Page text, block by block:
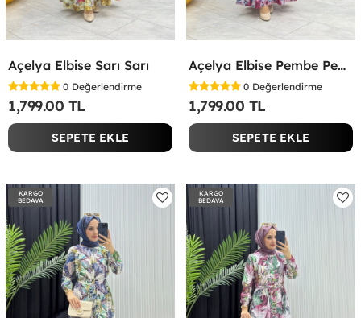
Açelya Elbise Sarı Sarı
0 Değerlendirme
1,799.00 TL
SEPETE EKLE
Açelya Elbise Pembe Pembe
0 Değerlendirme
1,799.00 TL
SEPETE EKLE
KARGO
BEDAVA
KARGO
BEDAVA